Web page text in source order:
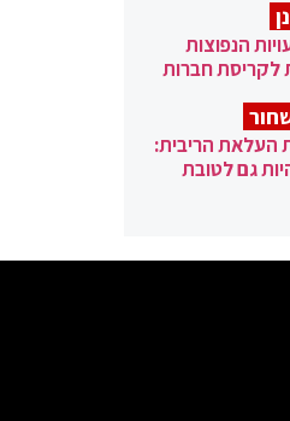
הנפוצות
לקריסת חברות
העלאת הריבית:
גם לטובת